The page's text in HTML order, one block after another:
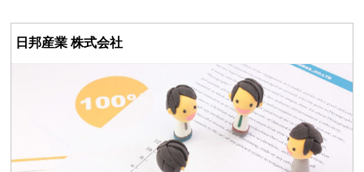
日邦産業 株式会社